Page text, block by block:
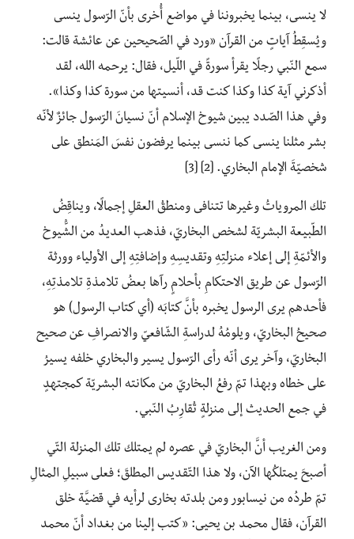
لا ينسى، بينما يخبروننا في مواضع أُخرى بأنّ الرّسول ينسى
ويُسقِطُ آياتٍ من القرآن «ورد في الصّحيحين عن عائشة قالت:
سمع النّبي رجلًا يقرأ سورةً في اللّيل، فقال: يرحمه الله، لقد
أذكرني آية كذا وكذا كنت قد، أنسيتها من سورة كذا وكذا».
وفي هذا الصّدد يبين شيوخ الإسلام أنّ نسيانَ الرّسول جائزٌ لأنّه
بشر مثلنا ينسى كما ننسى بينما يرفضون نفسَ المَنطق على
شخصيّةَ الإمام البخاري. [2] [3]
تلك المروياتُ وغيرها تتنافى ومنطقُ العقلِ إجمالًا، ويناقِضُ
الطّبيعة البشريّة لشخص البخاريّ، فذهب العديدُ من الشُّيوخ
والأئمّةِ إلى إعلاء منزلتِهِ وتقديسِهِ وإضافتِهِ إلى الأولياء وورثة
الرّسول عن طريق الاحتكامِ بأحلامٍ رآها بعضُ تلامذةِ تلامذتِهِ،
فأحدهم يرى الرسول يخبره بأنَّ كتابَه (أي كتاب الرسول) هو
صحيحُ البخاريّ، ويلومُهُ لدراسةِ الشّافعيّ والانصرافِ عن صحيح
البخاريّ، وآخر يرى أنّه رأى الرّسول يسير والبخاري خلفه يسيرُ
على خطاه وبهذا تمّ رفعُ البخاريّ من مكانته البشريّة كمجتهدٍ
في جمع الحديث إلى منزلةٍ تُقارِبُ النّبي.
ومن الغريب أنَّ البخاريّ في عصره لم يمتلك تلك المنزلة التّي
أصبحَ يمتلكُها الآن، ولا هذا التّقديس المطلقَ؛ فعلى سبيلِ المثالِ
تمّ طردُه من نيسابور ومن بلدته بخارى لرأيه في قضيَّة خلق
القرآن، فقال محمد بن يحيى: «كتب إلينا من بغداد أنّ محمد